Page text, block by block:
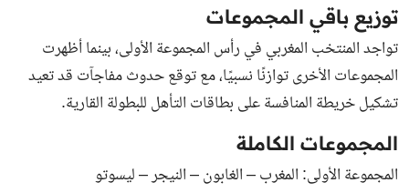
توزيع باقي المجموعات
تواجد المنتخب المغربي في رأس المجموعة الأولى، بينما أظهرت
المجموعات الأخرى توازنًا نسبيًا، مع توقع حدوث مفاجآت قد تعيد
تشكيل خريطة المنافسة على بطاقات التأهل للبطولة القارية.
المجموعات الكاملة
المجموعة الأولى: المغرب – الغابون – النيجر – ليسوتو